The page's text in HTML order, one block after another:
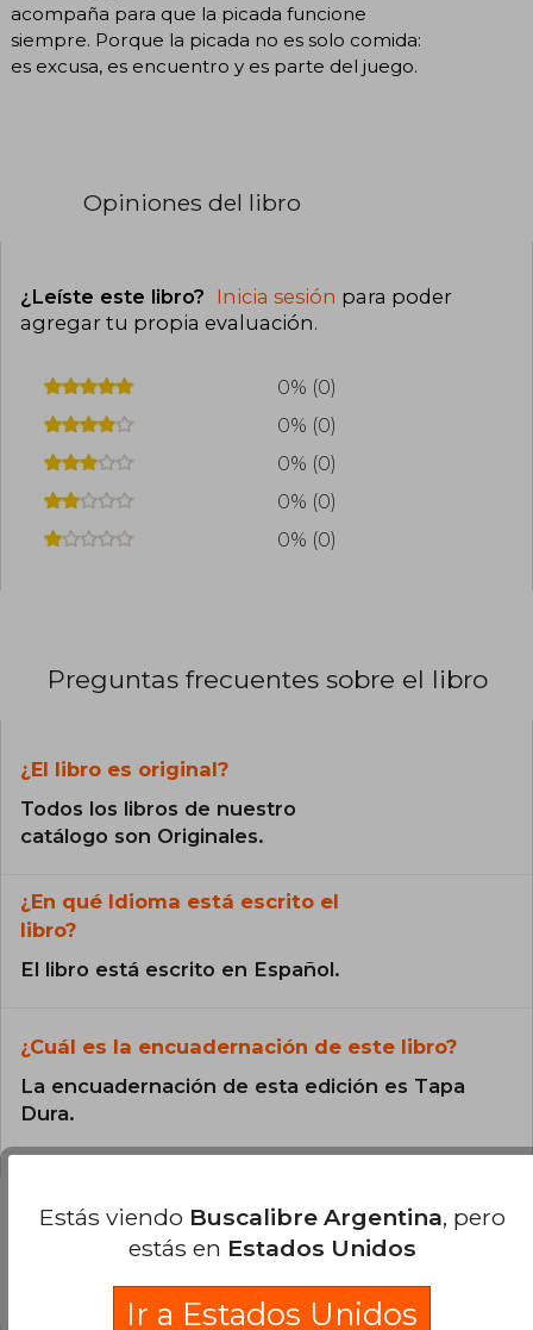
acompaña para que la picada funcione
siempre. Porque la picada no es solo comida:
es excusa, es encuentro y es parte del juego.
Opiniones del libro
¿Leíste este libro? Inicia sesión para poder
agregar tu propia evaluación.
0% (0)
0% (0)
0% (0)
0% (0)
0% (0)
Preguntas frecuentes sobre el libro
¿El libro es original?
Todos los libros de nuestro
catálogo son Originales.
¿En qué Idioma está escrito el
libro?
El libro está escrito en Español.
¿Cuál es la encuadernación de este libro?
La encuadernación de esta edición es Tapa
Dura.
Estás viendo Buscalibre Argentina, pero
estás en Estados Unidos
Ir a Estados Unidos